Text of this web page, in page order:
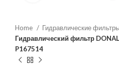
Home
Гидравлические
Гидравлический фильтр
P167514